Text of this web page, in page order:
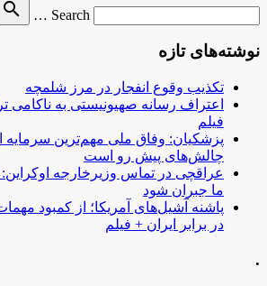
Search …
search
نوشته‌های تازه
تکذیب وقوع انفجار در مرز شلمچه
اعتراف رسانه صهیونیستی به ناکامی
فیلم
پزشکیان: وفاق ملی مهم‌ترین سرمایه
چالش‌های پیش رو است
عراقچی در تماس وزیرخارجه اوکراین:
ما جبران شود
پاشنه آشیل‌های آمریکا؛ از کمبود
در برابر ایران + فیلم
.